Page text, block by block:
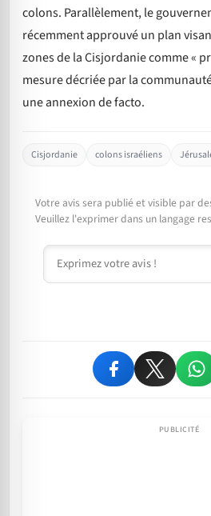
colons. Parallèlement, le
récemment approuvé un plan
zones de la Cisjordanie comme «
mesure décriée par la
une annexion de facto.
Cisjordanie colons israéliens
Votre avis sera publié et visible par
Veuillez l'exprimer dans un langage
Commentaire